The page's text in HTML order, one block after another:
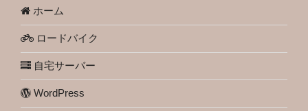
ホーム
ロードバイク
自宅サーバー
WordPress